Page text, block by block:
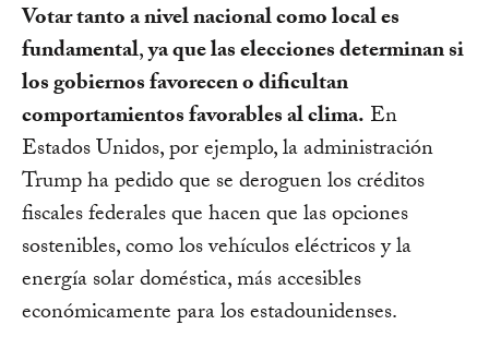
Votar tanto a nivel nacional como local es
fundamental,ya que las elecciones determinan si
los gobiernos favorecen o dificultan
comportamientos favorables al clima. En
Estados Unidos, por ejemplo, la administración
Trump ha pedido que se deroguen los créditos
fiscales federales que hacen que las opciones
sostenibles, como los vehículos eléctricos y la
energía solar doméstica, más accesibles
económicamente para los estadounidenses.